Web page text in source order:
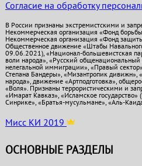
Согласие на обработку
В России признаны экстремистскими и
Некоммерческая организация «Фонд
Некоммерческая организация «Фонд
Общественное движение «Штабы
09.06.2021), «Национал-большевистская
воли народа», «Русский
нелегальной иммиграции», «Правый
Степана Бандеры», «Мизантропик дивижн»,
народа», движение «Артподготовка»,
«Воля». Признаны террористическими и
«Имарат Кавказ», «Исламское
Синрике», «Братья-мусульмане», «Аль-
Мисс КИ 2019
ОСНОВНЫЕ РАЗДЕЛЫ